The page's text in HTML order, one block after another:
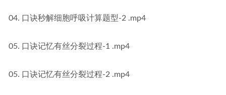
04. 口诀秒解细胞呼吸计算题型-2 .mp4
05. 口诀记忆有丝分裂过程-1 .mp4
05. 口诀记忆有丝分裂过程-2 .mp4